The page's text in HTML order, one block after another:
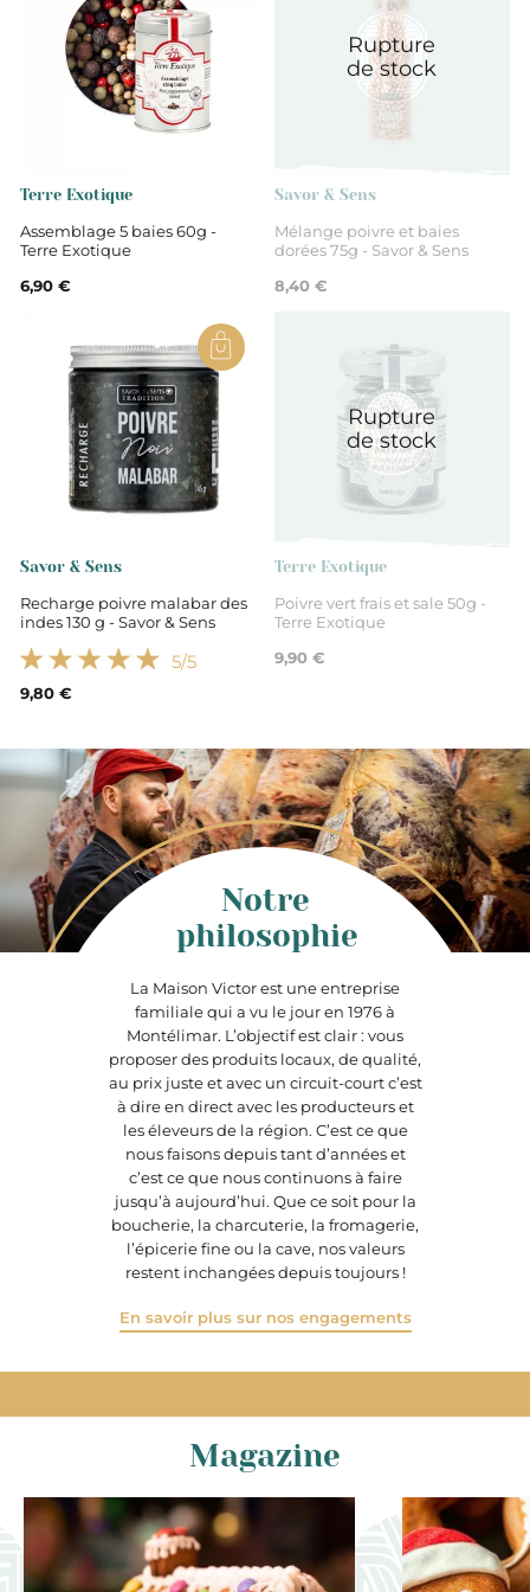
Terre Exotique
Assemblage 5 baies 60g -
Terre Exotique
6,90 €
Rupture
de stock
Savor & Sens
Mélange poivre et baies
dorées 75g - Savor & Sens
8,40 €
Savor & Sens
Recharge poivre malabar des
indes 130 g - Savor & Sens
5/5
9,80 €
Rupture
de stock
Terre Exotique
Poivre vert frais et sale 50g -
Terre Exotique
9,90 €
La Maison Victor est une entreprise
familiale qui a vu le jour en 1976 à
Montélimar. L’objectif est clair : vous
proposer des produits locaux, de qualité,
au prix juste et avec un circuit-court c’est
à dire en direct avec les producteurs et
les éleveurs de la région. C’est ce que
nous faisons depuis tant d’années et
c’est ce que nous continuons à faire
jusqu’à aujourd’hui. Que ce soit pour la
boucherie, la charcuterie, la fromagerie,
l’épicerie fine ou la cave, nos valeurs
restent inchangées depuis toujours !
En savoir plus sur nos engagements
Notre
philosophie
Magazine